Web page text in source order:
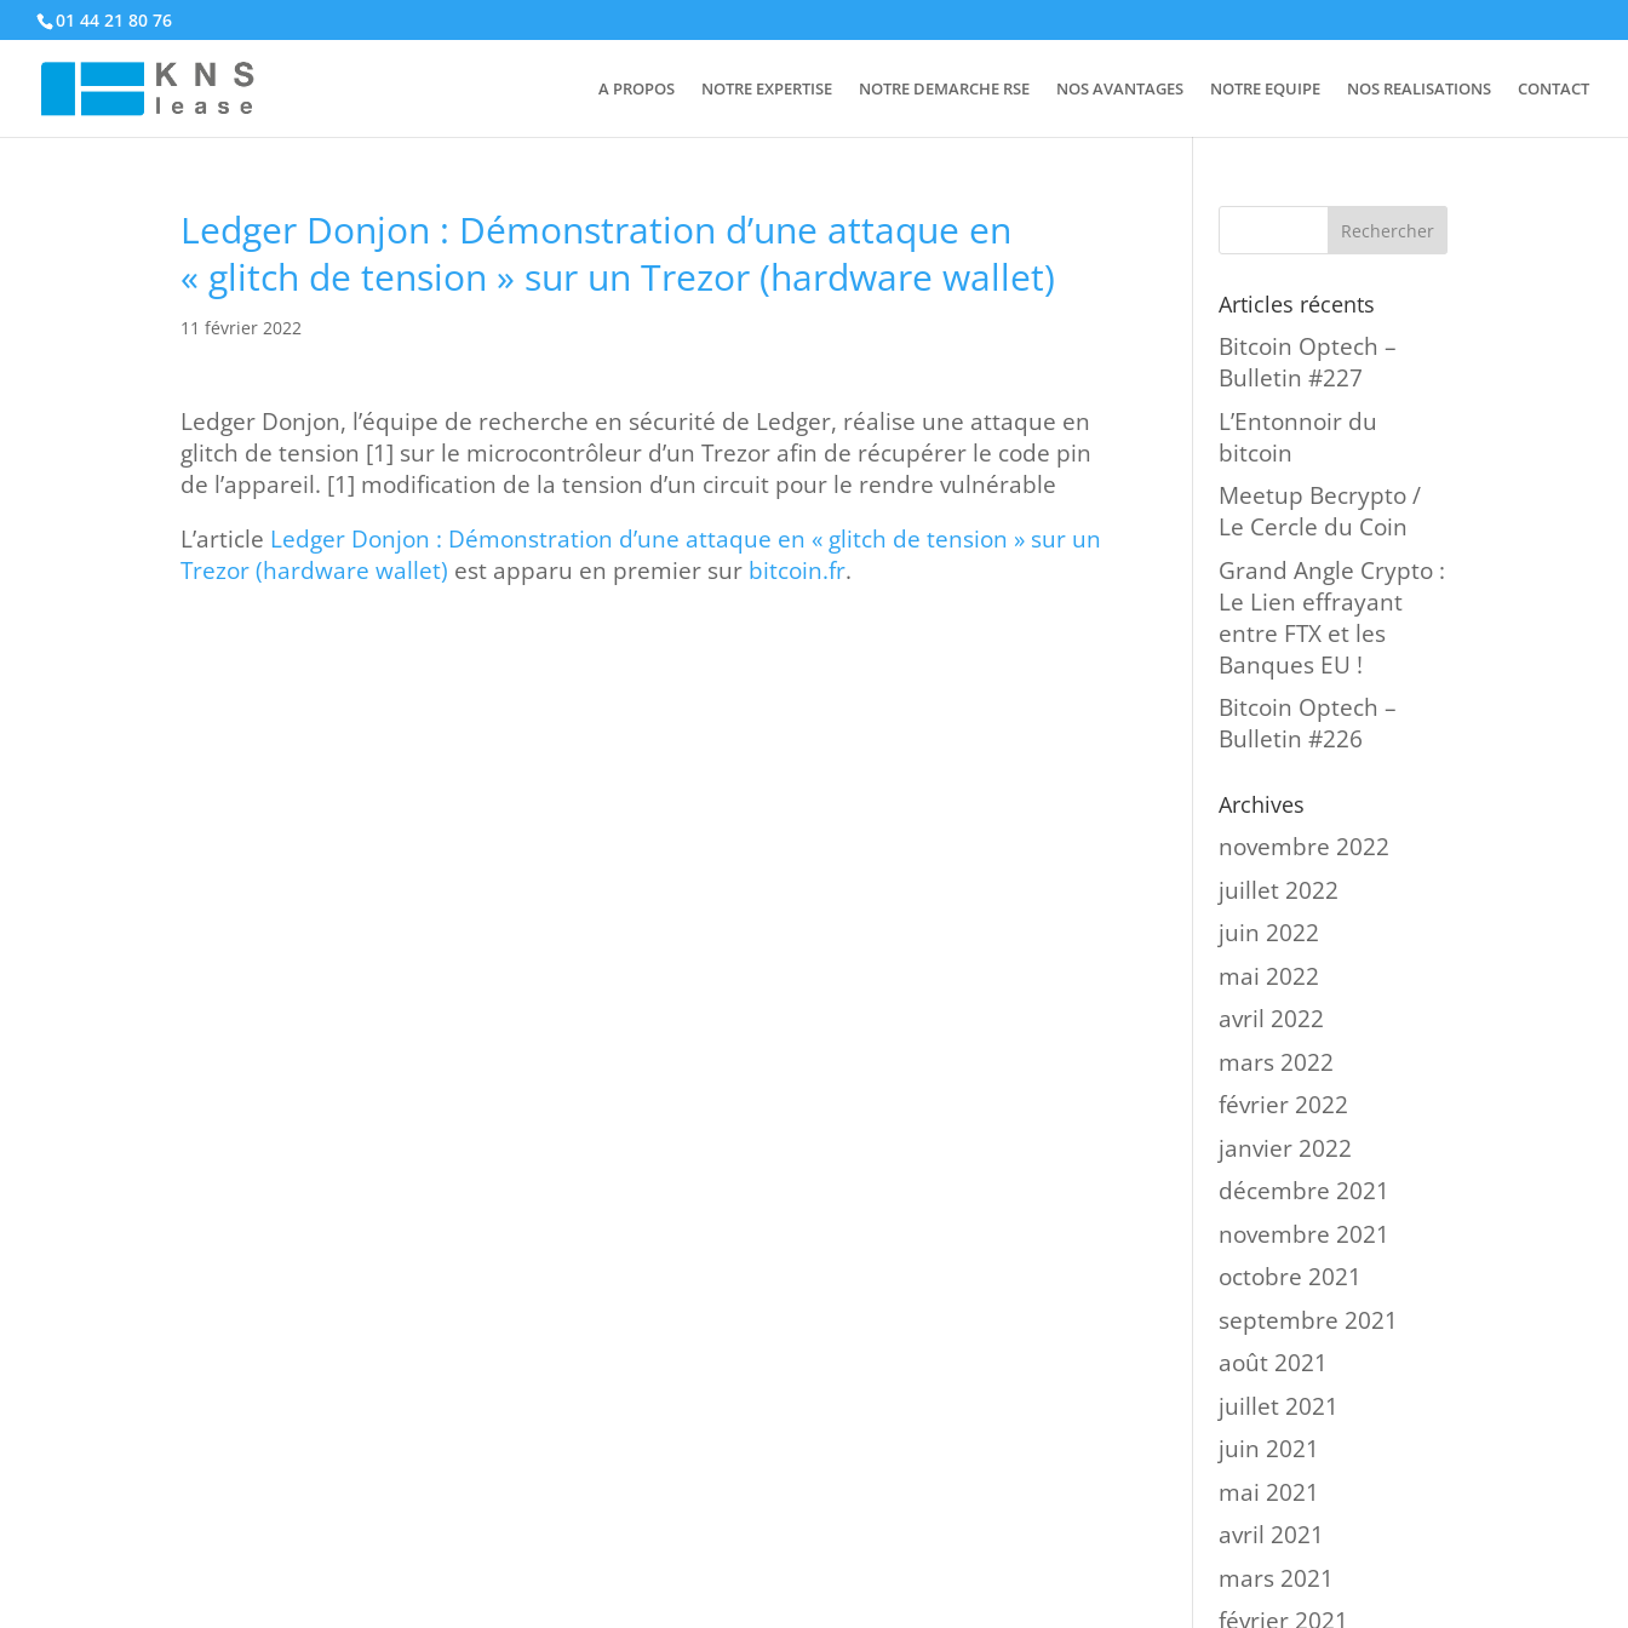
01 44 21 80 76
A PROPOS NOTRE EXPERTISE NOTRE DEMARCHE RSE NOS AVANTAGES NOTRE EQUIPE NOS REALISATIONS CONTACT
Ledger Donjon : Démonstration d’une attaque en
« glitch de tension » sur un Trezor (hardware wallet)
11 février 2022
Ledger Donjon, l’équipe de recherche en sécurité de Ledger, réalise une attaque en
glitch de tension [1] sur le microcontrôleur d’un Trezor afin de récupérer le code pin
de l’appareil. [1] modification de la tension d’un circuit pour le rendre vulnérable
L’article Ledger Donjon : Démonstration d’une attaque en « glitch de tension » sur un
Trezor (hardware wallet) est apparu en premier sur bitcoin.fr.
Articles récents
Bitcoin Optech –
Bulletin #227
L’Entonnoir du
bitcoin
Meetup Becrypto /
Le Cercle du Coin
Grand Angle Crypto :
Le Lien effrayant
entre FTX et les
Banques EU !
Bitcoin Optech –
Bulletin #226
Archives
novembre 2022
juillet 2022
juin 2022
mai 2022
avril 2022
mars 2022
février 2022
janvier 2022
décembre 2021
novembre 2021
octobre 2021
septembre 2021
août 2021
juillet 2021
juin 2021
mai 2021
avril 2021
mars 2021
février 2021